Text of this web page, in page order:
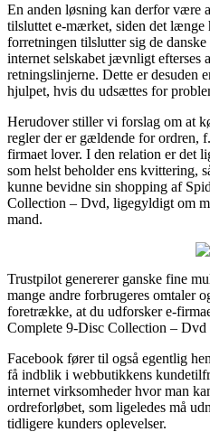
En anden løsning kan derfor være
tilsluttet e-mærket, siden det
forretningen tilslutter sig de
internet selskabet jævnligt efterses
retningslinjerne. Dette er desuden
hjulpet, hvis du udsættes for
Herudover stiller vi forslag om at
regler der er gældende for ordren,
firmaet lover. I den relation er det
som helst beholder ens kvittering,
kunne bevidne sin shopping af
Collection – Dvd, ligegyldigt om
mand.
Trustpilot genererer ganske fine
mange andre forbrugeres omtaler
foretrække, at du udforsker e-
Complete 9-Disc Collection – Dvd
Facebook fører til også egentlig
få indblik i webbutikkens
internet virksomheder hvor man
ordreforløbet, som ligeledes må
tidligere kunders oplevelser.